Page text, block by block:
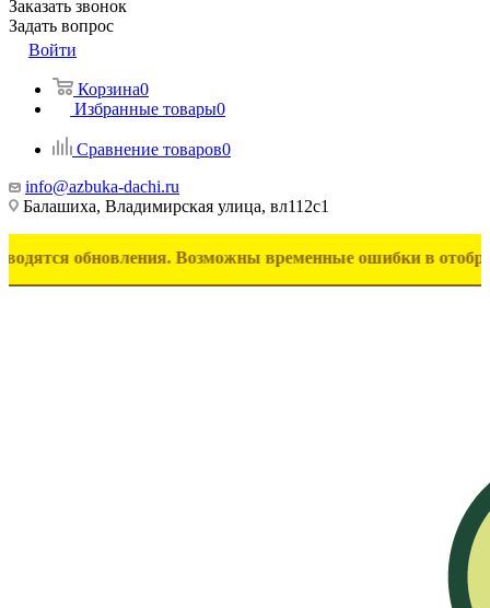
Заказать звонок
Задать вопрос
Войти
Корзина0
Избранные товары0
Сравнение товаров0
info@azbuka-dachi.ru
Балашиха, Владимирская улица, вл112с1
Возможны временные ошибки в отображении